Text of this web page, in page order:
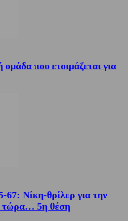
που ετοιμάζεται για
67: Νίκη-θρίλερ για την
τώρα… 5η θέση